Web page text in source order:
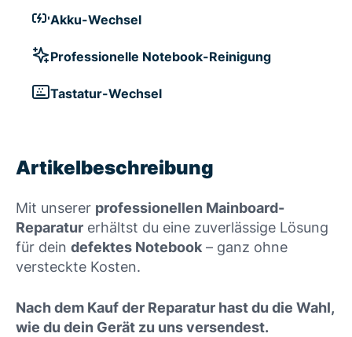
Akku-Wechsel
Professionelle Notebook-Reinigung
Tastatur-Wechsel
Artikelbeschreibung
Mit unserer professionellen Mainboard-
Reparatur erhältst du eine zuverlässige Lösung
für dein defektes Notebook – ganz ohne
versteckte Kosten.
Nach dem Kauf der Reparatur hast du die Wahl,
wie du dein Gerät zu uns versendest.